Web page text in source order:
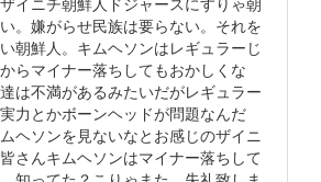
。嫌がらせ民族は要らない。それを
朝鮮人。キムヘソンはレギュラーじ
らマイナー落ちしてもおかしくな
は不満があるみたいだがレギュラー
力とかボーンヘッドが問題なんだ
ヘソンを見ないなとお感じのザイニ
さんキムヘソンはマイナー落ちして